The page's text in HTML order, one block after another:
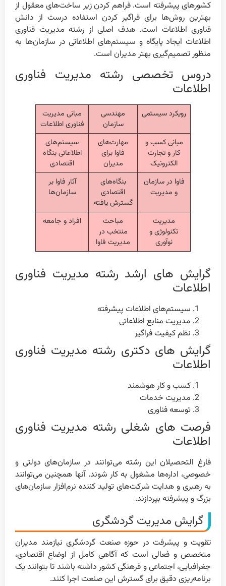
کشورهای پیشرفته است. فراهم کردن زیر ساخت‌های معقول از
بهترین روش‌ها برای فراگیر کردن استفاده درست از دانش
فناوری اطلاعات است. هدف اصلی از رشته مدیریت فناوری
اطلاعات ایجاد پایگاه و سیستم‌های اطلاعاتی در سازمان‌ها به
منظور تصمیم‌گیری بهتر مدیران است.
دروس تخصصی رشته مدیریت فناوری
اطلاعات
رویکرد سیستمی
مهندسی
سازمان
مبانی مدیریت
فناوری اطلاعات
مبانی کسب و
کار و تجارت
الکترونیک
مهارت‌های
فاوا برای
مدیران
سیستم‌های
اطلاعاتی بنگاه‌
اقتصادی
فاوا در سازمان
و مدیریت
بنگاه‌های
اقتصادی
گسترش یافته
آثار فاوا بر
سازمان‌ها
مدیریت
تکنولوژی و
نوآوری
مباحث
منتخب در
مدیریت فاوا
افراد و جامعه
گرایش های ارشد رشته مدیریت فناوری
اطلاعات
سیستم‌های اطلاعات پیشرفته
مدیریت منابع اطلاعاتی
نظم کیفیت فراگیر
گرایش های دکتری رشته مدیریت فناوری
اطلاعات
کسب و کار هوشمند
مدیریت خدمات
توسعه فناوری
فرصت های شغلی رشته مدیریت فناوری
اطلاعات
فارغ التحصیلان این رشته می‌توانند در سازمان‌های دولتی و
خصوصی، اداره‌ها مشغول به کار شوند. آنها همچنین می‌توانند
به رهبری و هدایت شرکت‌های تولید کننده نرم‌افزار سازمان‌های
بزرگ و پیشرفته بپردازند.
گرایش مدیریت گردشگری
تقویت و پیشرفت در حوزه صنعت گردشگری نیازمند مدیران
متخصص و فعالی است که آگاهی کامل از اوضاع اقتصادی،
جغرافیایی، اجتماعی و فرهنگی کشور داشته باشند تا بتوانند یک
برنامه‌ریزی دقیق برای گسترش این صنعت اجرا کنند.